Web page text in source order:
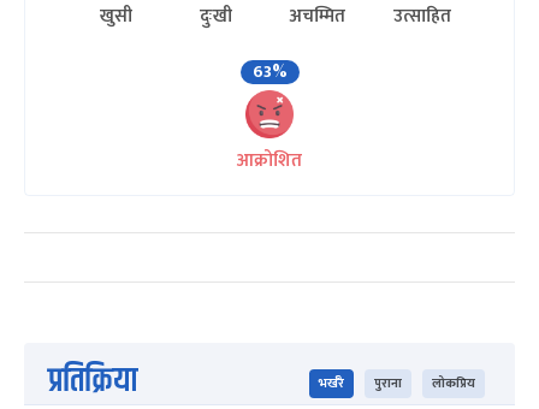
खुसी दुःखी अचम्मित
उत्साहित
63%
आक्रोशित
प्रतिक्रिया भर्खरै पुराना लोकप्रिय